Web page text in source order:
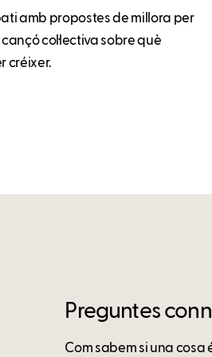
amb propostes de millora per
col·lectiva sobre què
créixer.
Preguntes
Com sabem si una cosa